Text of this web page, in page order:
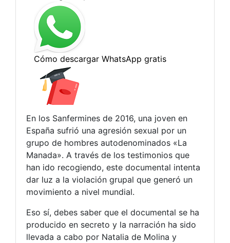
En los Sanfermines de 2016, una joven en
España sufrió una agresión sexual por un
grupo de hombres autodenominados «La
Manada». A través de los testimonios que
han ido recogiendo, este documental intenta
dar luz a la violación grupal que generó un
movimiento a nivel mundial.
Eso sí, debes saber que el documental se ha
producido en secreto y la narración ha sido
llevada a cabo por Natalia de Molina y